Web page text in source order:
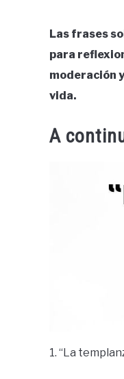
Las frases
para
moderación
vida.
A
1. “La